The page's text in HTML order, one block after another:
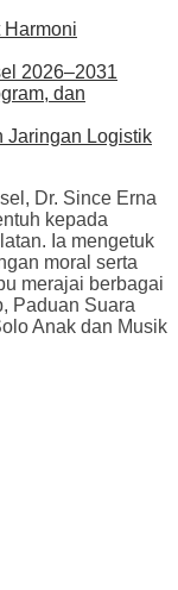
2026–2031
dan
Jaringan Logistik
Dr. Since Erna
kepada
Ia mengetuk
moral serta
merajai berbagai
Paduan Suara
Anak dan Musik